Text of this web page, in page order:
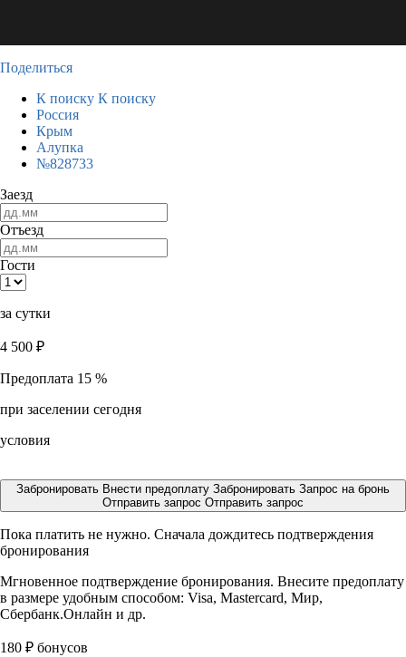
Поделиться
К поиску К поиску
Россия
Крым
Алупка
№828733
Заезд
Отъезд
Гости
за сутки
4 500 ₽
Предоплата 15 %
при заселении сегодня
условия
Забронировать Внести предоплату Забронировать Запрос на бронь
Отправить запрос Отправить запрос
Пока платить не нужно. Сначала дождитесь подтверждения
бронирования
Мгновенное подтверждение бронирования. Внесите предоплату
в размере удобным способом: Visa, Mastercard, Мир,
Сбербанк.Онлайн и др.
180 ₽ бонусов